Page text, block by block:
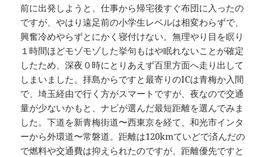
前に出発しようと、仕事から帰宅後すぐ布団に入ったの
ですが、やはり遠足前の小学生レベルは相変わらずで、
興奮冷めやらずとにかく寝付けない。無理やり目を瞑り
１時間ほどモゾモゾした挙句もはや眠れないことが確定
したため、深夜０時にとりあえず百里方面へ走り出して
しまいました。拝島からですと最寄りのICは青梅か入間
で、埼玉経由で行く方がスマートですが、夜なので交通
量が少ないかもと、ナビが選んだ最短距離を選んでみま
した。下道を新青梅街道〜西東京を経て、和光市インタ
ーから外環道〜常磐道。距離は120kmていどで済んだの
で燃料や交通費は抑えられたのですが、距離優先ですと